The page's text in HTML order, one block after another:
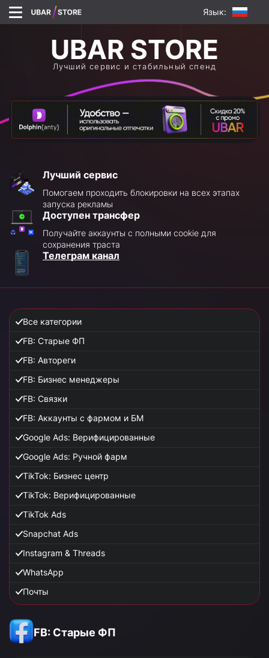
Язык:
Лучший сервис и стабильный спенд
Лучший сервис
Помогаем проходить блокировки на всех этапах
запуска рекламы
Доступен трансфер
Получайте аккаунты с полными cookie для
сохранения траста
Телеграм канал
Все категории
FB: Старые ФП
FB: Автореги
FB: Бизнес менеджеры
FB: Связки
FB: Аккаунты с фармом и БМ
Google Ads: Верифицированные
Google Ads: Ручной фарм
TikTok: Бизнес центр
TikTok: Верифицированные
TikTok Ads
Snapchat Ads
Instagram & Threads
WhatsApp
Почты
FB: Старые ФП